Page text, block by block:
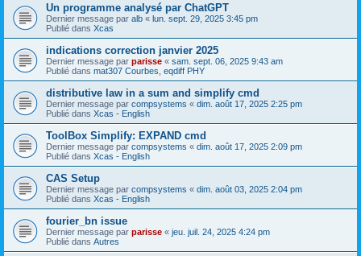
Un programme analysé par ChatGPT
Dernier message par alb « lun. sept. 29, 2025 3:45 pm
Publié dans Xcas
indications correction janvier 2025
Dernier message par parisse « sam. sept. 06, 2025 9:43 am
Publié dans mat307 Courbes, eqdiff PHY
distributive law in a sum and simplify cmd
Dernier message par compsystems « dim. août 17, 2025 2:25 pm
Publié dans Xcas - English
ToolBox Simplify: EXPAND cmd
Dernier message par compsystems « dim. août 17, 2025 2:09 pm
Publié dans Xcas - English
CAS Setup
Dernier message par compsystems « dim. août 03, 2025 2:04 pm
Publié dans Xcas - English
fourier_bn issue
Dernier message par parisse « jeu. juil. 24, 2025 4:24 pm
Publié dans Autres